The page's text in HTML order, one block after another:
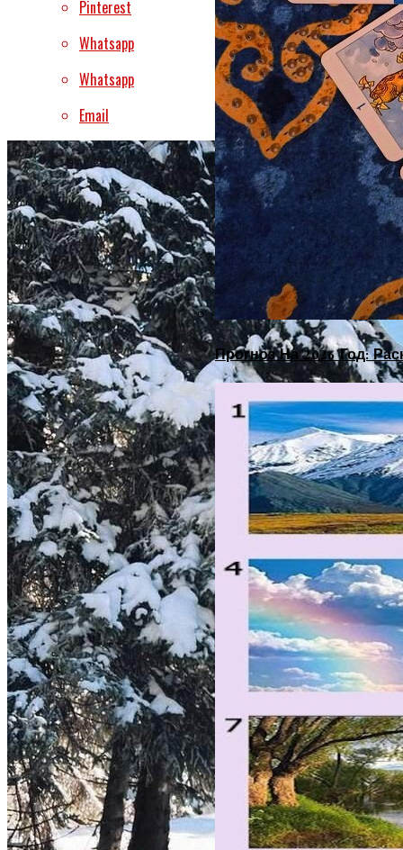
Прогноз На 2026 Год:
Pinterest
Whatsapp
Whatsapp
Email